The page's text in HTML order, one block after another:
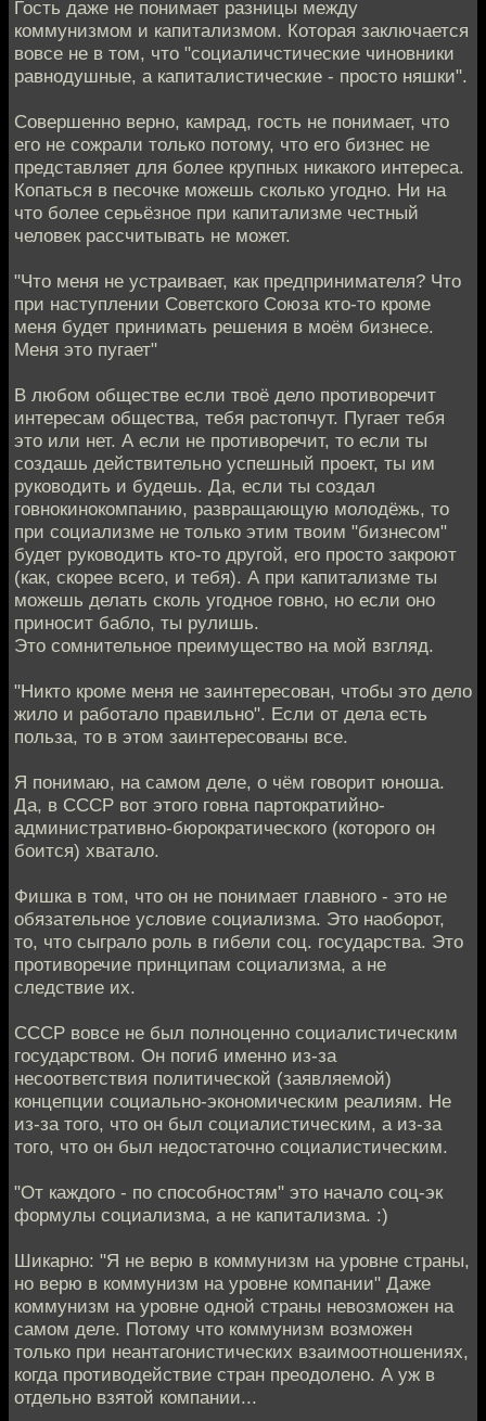
Гость даже не понимает разницы между
коммунизмом и капитализмом. Которая заключается
вовсе не в том, что "социаличстические чиновники
равнодушные, а капиталистические - просто няшки".
Совершенно верно, камрад, гость не понимает, что
его не сожрали только потому, что его бизнес не
представляет для более крупных никакого интереса.
Копаться в песочке можешь сколько угодно. Ни на
что более серьёзное при капитализме честный
человек рассчитывать не может.
"Что меня не устраивает, как предпринимателя? Что
при наступлении Советского Союза кто-то кроме
меня будет принимать решения в моём бизнесе.
Меня это пугает"
В любом обществе если твоё дело противоречит
интересам общества, тебя растопчут. Пугает тебя
это или нет. А если не противоречит, то если ты
создашь действительно успешный проект, ты им
руководить и будешь. Да, если ты создал
говнокинокомпанию, развращающую молодёжь, то
при социализме не только этим твоим "бизнесом"
будет руководить кто-то другой, его просто закроют
(как, скорее всего, и тебя). А при капитализме ты
можешь делать сколь угодное говно, но если оно
приносит бабло, ты рулишь.
Это сомнительное преимущество на мой взгляд.
"Никто кроме меня не заинтересован, чтобы это дело
жило и работало правильно". Если от дела есть
польза, то в этом заинтересованы все.
Я понимаю, на самом деле, о чём говорит юноша.
Да, в СССР вот этого говна партократийно-
административно-бюрократического (которого он
боится) хватало.
Фишка в том, что он не понимает главного - это не
обязательное условие социализма. Это наоборот,
то, что сыграло роль в гибели соц. государства. Это
противоречие принципам социализма, а не
следствие их.
СССР вовсе не был полноценно социалистическим
государством. Он погиб именно из-за
несоответствия политической (заявляемой)
концепции социально-экономическим реалиям. Не
из-за того, что он был социалистическим, а из-за
того, что он был недостаточно социалистическим.
"От каждого - по способностям" это начало соц-эк
формулы социализма, а не капитализма. :)
Шикарно: "Я не верю в коммунизм на уровне страны,
но верю в коммунизм на уровне компании" Даже
коммунизм на уровне одной страны невозможен на
самом деле. Потому что коммунизм возможен
только при неантагонистических взаимоотношениях,
когда противодействие стран преодолено. А уж в
отдельно взятой компании...